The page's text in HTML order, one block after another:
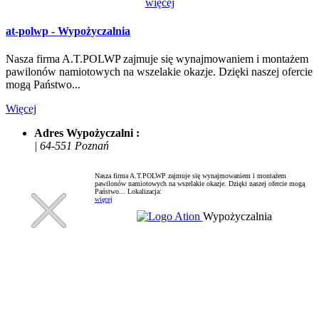
więcej
at-polwp - Wypożyczalnia
Nasza firma A.T.POLWP zajmuje się wynajmowaniem i montażem
pawilonów namiotowych na wszelakie okazje. Dzięki naszej ofercie
mogą Państwo...
Więcej
Adres Wypożyczalni :
| 64-551 Poznań
Nasza firma A.T.POLWP zajmuje się wynajmowaniem i montażem
pawilonów namiotowych na wszelakie okazje. Dzięki naszej ofercie mogą
Państwo... Lokalizacja:
więcej
Wypożyczalnia